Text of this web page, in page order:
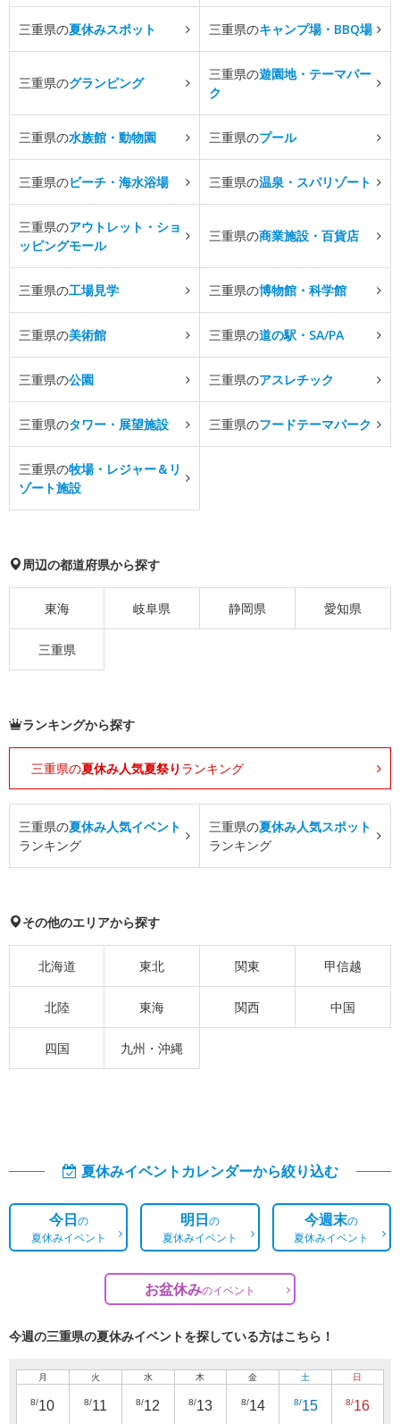
三重県の夏休みスポット 三重県のキャンプ場・BBQ場
三重県のグランピング
三重県の遊園地・テーマパー
ク
三重県の水族館・動物園 三重県のプール
三重県のビーチ・海水浴場 三重県の温泉・スパリゾート
三重県のアウトレット・ショ
ッピングモール
三重県の商業施設・百貨店
三重県の工場見学 三重県の博物館・科学館
三重県の美術館 三重県の道の駅・SA/PA
三重県の公園 三重県のアスレチック
三重県のタワー・展望施設 三重県のフードテーマパーク
三重県の牧場・レジャー＆リ
ゾート施設
周辺の都道府県から探す
東海 岐阜県 静岡県 愛知県
三重県
ランキングから探す
三重県の夏休み人気夏祭り ランキング
三重県の夏休み人気イベント
ランキング
三重県の夏休み人気スポット
ランキング
その他のエリアから探す
北海道 東北 関東 甲信越
北陸 東海 関西 中国
四国 九州・沖縄
夏休みイベントカレンダーから絞り込む
今日の
夏休みイベント
明日の
夏休みイベント
今週末の
夏休みイベント
お盆休みのイベント
今週の三重県の夏休みイベントを探している方はこちら！
月
8/10
火
8/11
水
8/12
木
8/13
金
8/14
土
8/15
日
8/16